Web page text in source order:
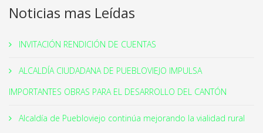
Noticias mas Leídas
INVITACIÓN RENDICIÓN DE CUENTAS
ALCALDÍA CIUDADANA DE PUEBLOVIEJO IMPULSA
IMPORTANTES OBRAS PARA EL DESARROLLO DEL CANTÓN
Alcaldía de Puebloviejo continúa mejorando la vialidad rural